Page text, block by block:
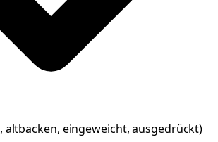
, altbacken, eingeweicht, ausgedrückt)